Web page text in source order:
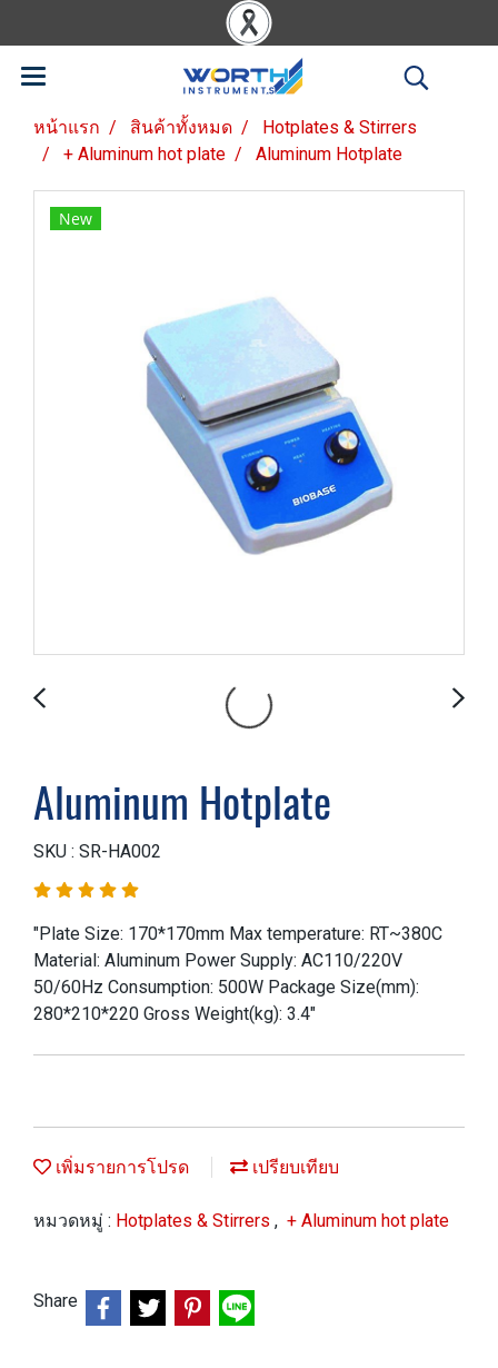
หน้าแรก สินค้าทั้งหมด
Hotplates & Stirrers
+ Aluminum hot plate
Aluminum Hotplate
New
Aluminum Hotplate
SKU : SR-HA002
"Plate Size: 170*170mm Max temperature: RT~380C
Material: Aluminum Power Supply: AC110/220V
50/60Hz Consumption: 500W Package Size(mm):
280*210*220 Gross Weight(kg): 3.4"
เพิ่มรายการโปรด เปรียบเทียบ
หมวดหมู่ : Hotplates & Stirrers , + Aluminum hot plate
Share